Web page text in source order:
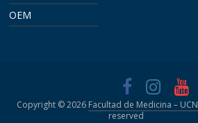
OEM
Copyright © 2026 Facultad de Medicina – UCN
reserved